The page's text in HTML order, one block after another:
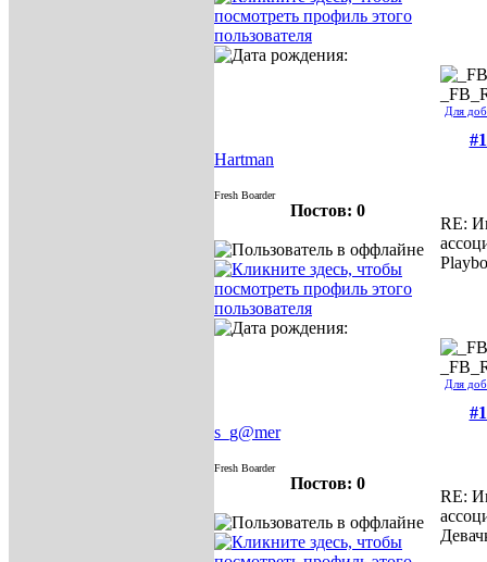
Для
Hartman
Fresh Boarder
Постов: 0
RE:
Для
s_g@mer
Fresh Boarder
Постов: 0
RE: